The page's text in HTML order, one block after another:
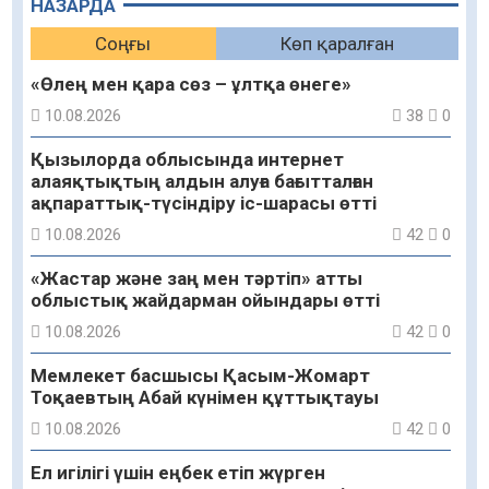
НАЗАРДА
Соңғы
Көп қаралған
«Өлең мен қара сөз – ұлтқа өнеге»
10.08.2026 38 0
Қызылорда облысында интернет
алаяқтықтың алдын алуға бағытталған
ақпараттық-түсіндіру іс-шарасы өтті
10.08.2026 42 0
«Жастар және заң мен тәртіп» атты
облыстық жайдарман ойындары өтті
10.08.2026 42 0
Мемлекет басшысы Қасым-Жомарт
Тоқаевтың Абай күнімен құттықтауы
10.08.2026 42 0
Ел игілігі үшін еңбек етіп жүрген